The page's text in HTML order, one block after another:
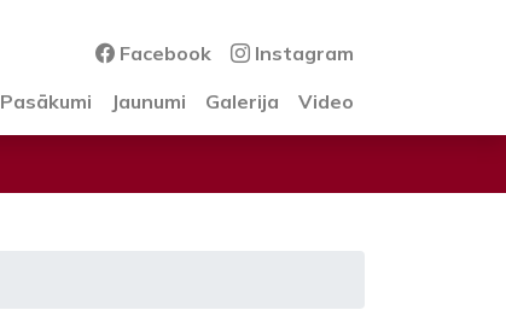
Facebook
Instagram
Pasākumi Jaunumi Galerija Video